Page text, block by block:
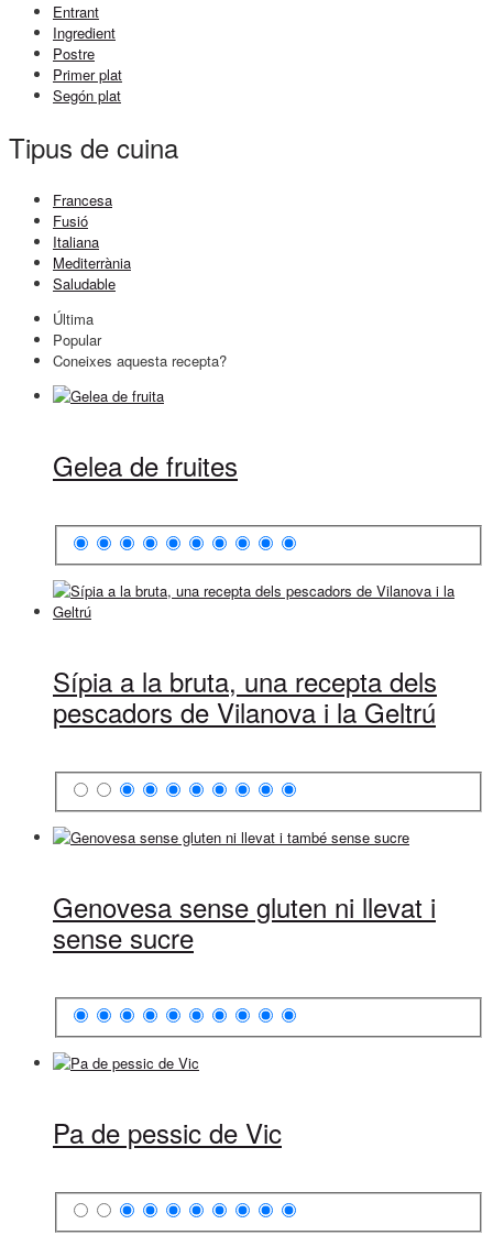
Entrant
Ingredient
Postre
Primer plat
Segón plat
Tipus de cuina
Francesa
Fusió
Italiana
Mediterrània
Saludable
Última
Popular
Coneixes aquesta recepta?
Gelea de fruites
Sípia a la bruta, una recepta dels
pescadors de Vilanova i la Geltrú
Genovesa sense gluten ni llevat i
sense sucre
Pa de pessic de Vic